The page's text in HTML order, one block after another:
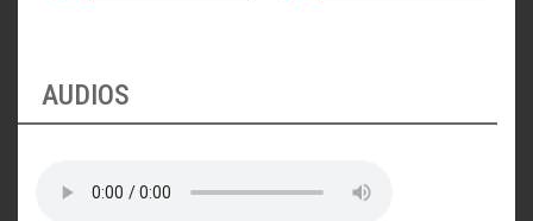
AUDIOS